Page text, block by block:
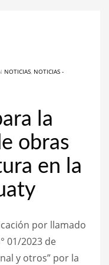
NOTICIAS NOTICIAS -
la
obras
en la
por llamado
01/2023 de
y otros” por la